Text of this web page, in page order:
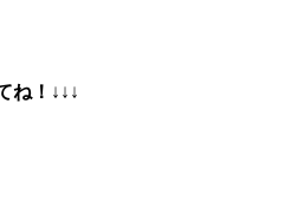
ね！ ↓↓↓